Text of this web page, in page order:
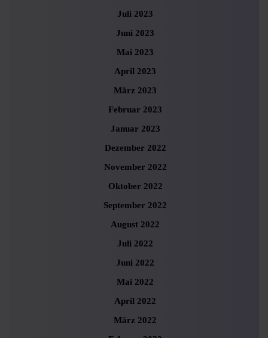
Juli 2023
Juni 2023
Mai 2023
April 2023
März 2023
Februar 2023
Januar 2023
Dezember 2022
November 2022
Oktober 2022
September 2022
August 2022
Juli 2022
Juni 2022
Mai 2022
April 2022
März 2022